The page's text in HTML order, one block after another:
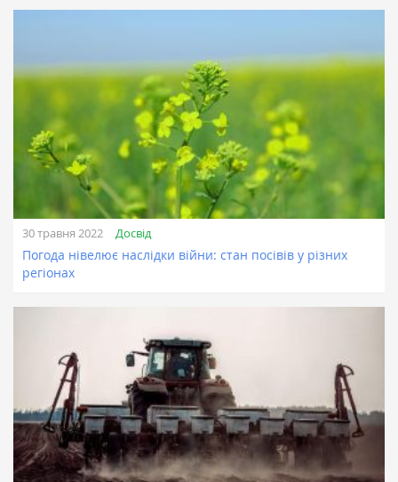
30 травня 2022 Досвід
Погода нівелює наслідки війни: стан посівів у різних
регіонах